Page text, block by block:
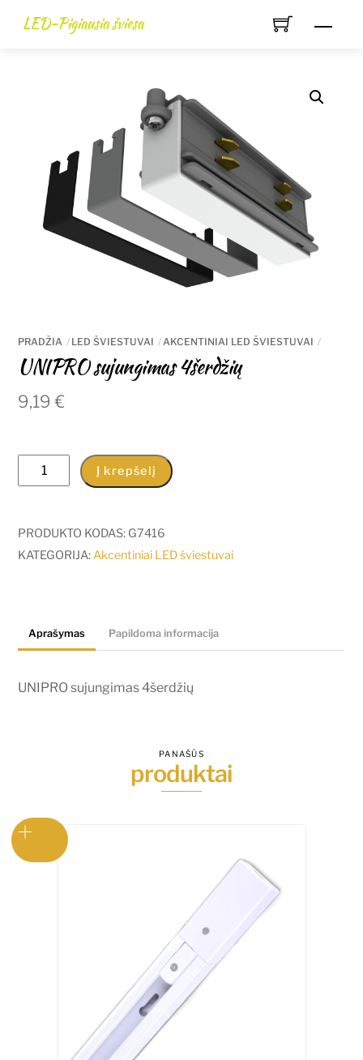
LED-Pigiausia šviesa
PRADŽIA LED ŠVIESTUVAI AKCENTINIAI LED ŠVIESTUVAI
UNIPRO sujungimas 4šerdžių
9,19€
produkto
kiekis:
sujungimas
4šerdžių
Į krepšelį
PRODUKTO KODAS: G7416
KATEGORIJA:Akcentiniai LED šviestuvai
Aprašymas Papildoma informacija
UNIPRO sujungimas 4šerdžių
PANAŠŪS
produktai